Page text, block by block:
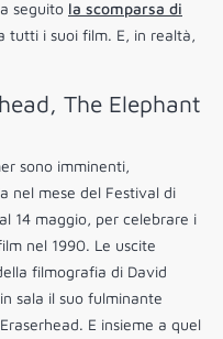
seguito la scomparsa di
tutti i suoi film. E, in realtà,
The Elephant
sono imminenti,
nel mese del Festival di
14 maggio, per celebrare i
nel 1990. Le uscite
filmografia di David
sala il suo fulminante
E insieme a quel